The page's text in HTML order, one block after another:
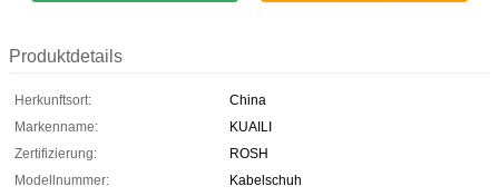
Produktdetails
Herkunftsort:
China
Markenname:
KUAILI
Zertifizierung:
ROSH
Modellnummer:
Kabelschuh